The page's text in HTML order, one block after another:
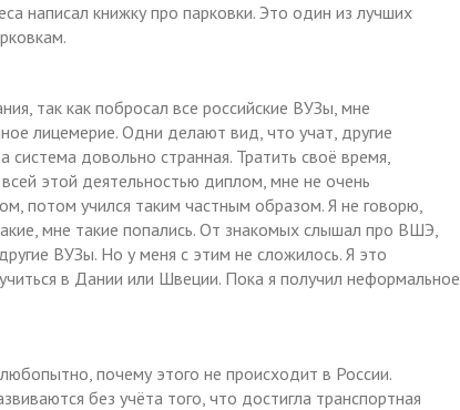
написал книжку про парковки. Это один из лучших
так как побросал все российские ВУЗы, мне
лицемерие. Одни делают вид, что учат, другие
система довольно странная. Тратить своё время,
этой деятельностью диплом, мне не очень
потом учился таким частным образом. Я не говорю,
мне такие попались. От знакомых слышал про ВШЭ,
ВУЗы. Но у меня с этим не сложилось. Я это
в Дании или Швеции. Пока я получил неформальное
почему этого не происходит в России.
без учёта того, что достигла транспортная